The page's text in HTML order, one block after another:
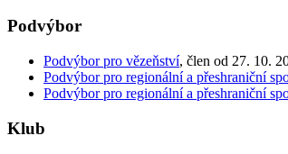
Podvýbor
Podvýbor pro vězeňství, člen od 27. 10.
Podvýbor pro regionální a přeshraniční
Podvýbor pro regionální a přeshraniční
Klub